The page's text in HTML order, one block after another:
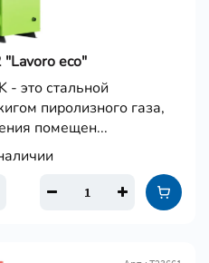
eco"
- это стальной
пиролизного газа,
помещен...